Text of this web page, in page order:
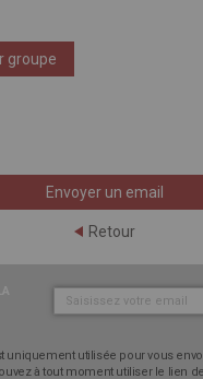
groupe
Envoyer un email
Retour
uniquement utilisée pour vous
à tout moment utiliser le lien